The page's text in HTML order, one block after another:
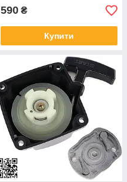
590 ₴
Купити